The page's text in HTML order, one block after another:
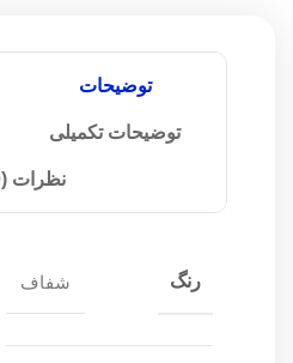
توضیحات
توضیحات تکمیلی
نظرات (0)
رنگ شفاف